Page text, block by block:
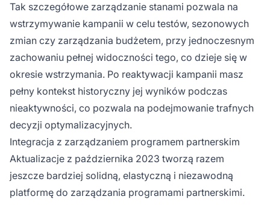
Tak szczegółowe zarządzanie stanami pozwala na
wstrzymywanie kampanii w celu testów, sezonowych
zmian czy zarządzania budżetem, przy jednoczesnym
zachowaniu pełnej widoczności tego, co dzieje się w
okresie wstrzymania. Po reaktywacji kampanii masz
pełny kontekst historyczny jej wyników podczas
nieaktywności, co pozwala na podejmowanie trafnych
decyzji optymalizacyjnych.
Integracja z zarządzaniem programem partnerskim
Aktualizacje z października 2023 tworzą razem
jeszcze bardziej solidną, elastyczną i niezawodną
platformę do zarządzania programami partnerskimi.